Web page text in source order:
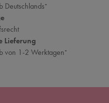
Deutschlands*
Lieferung
von 1-2 Werktagen*